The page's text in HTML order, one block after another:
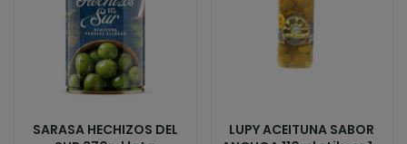
SARASA HECHIZOS DEL
LUPY ACEITUNA SABOR